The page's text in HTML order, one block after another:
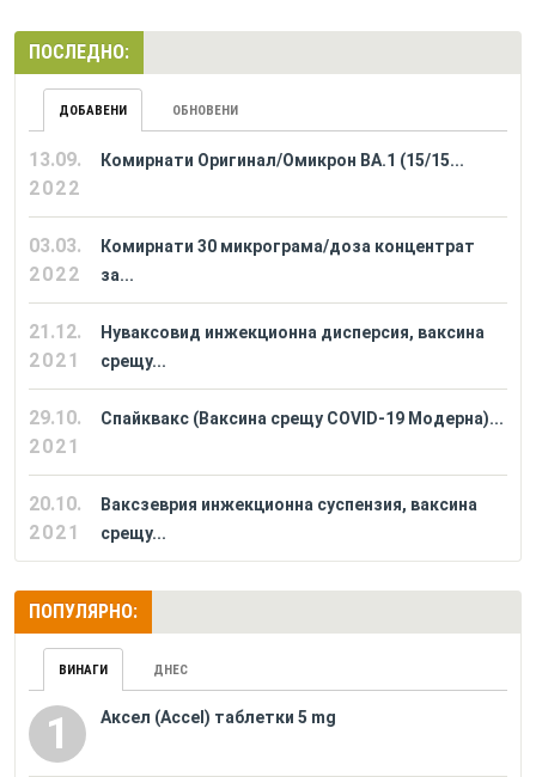
ПОСЛЕДНО:
ДОБАВЕНИ ОБНОВЕНИ
13.09.
2022
Комирнати Оригинал/Омикрон BA.1 (15/15...
03.03.
2022
Комирнати 30 микрограма/доза концентрат
за...
21.12.
2021
Нуваксовид инжекционна дисперсия, ваксина
срещу...
29.10.
2021
Спайквакс (Ваксина срещу COVID-19 Модерна)...
20.10.
2021
Ваксзеврия инжекционна суспензия, ваксина
срещу...
ПОПУЛЯРНО:
ВИНАГИ ДНЕС
1 Аксел (Accel) таблетки 5 mg